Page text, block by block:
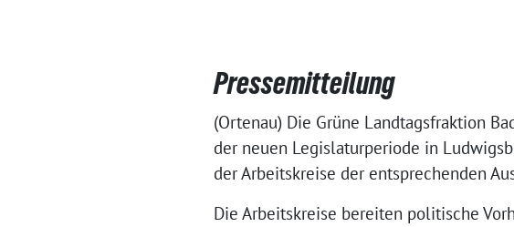
Pressemitteilung
(Ortenau) Die Grüne Landtagsfraktion
der neuen Legislaturperiode in
der Arbeitskreise der entsprechenden
Die Arbeitskreise bereiten politische